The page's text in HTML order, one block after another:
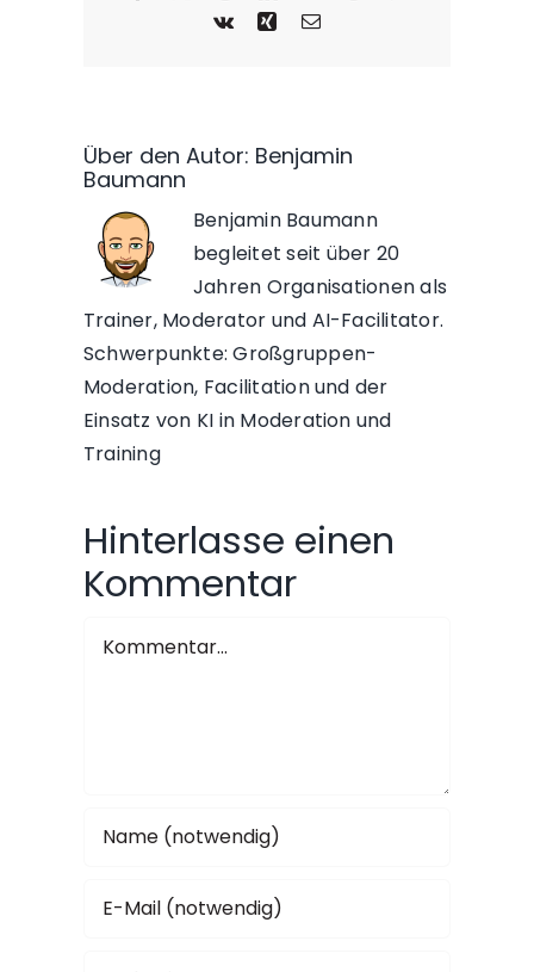
Vk
Xing E-
Über den Autor: Benjamin
Baumann
Benjamin Baumann
begleitet seit über 20
Jahren Organisationen als
Trainer, Moderator und AI-Facilitator.
Schwerpunkte: Großgruppen-
Moderation, Facilitation und der
Einsatz von KI in Moderation und
Training
Hinterlasse einen
Kommentar